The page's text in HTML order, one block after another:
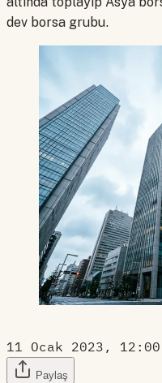
dev borsa grubu.
11 Ocak 2023, 12:00
Paylaş